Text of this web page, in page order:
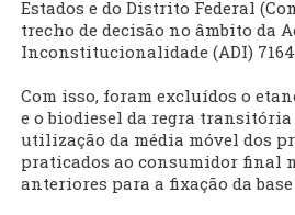
Estados e do Distrito Federal
trecho de decisão no âmbito da
Inconstitucionalidade (ADI)
Com isso, foram excluídos o
e o biodiesel da regra
utilização da média móvel dos
praticados ao consumidor final
anteriores para a fixação da